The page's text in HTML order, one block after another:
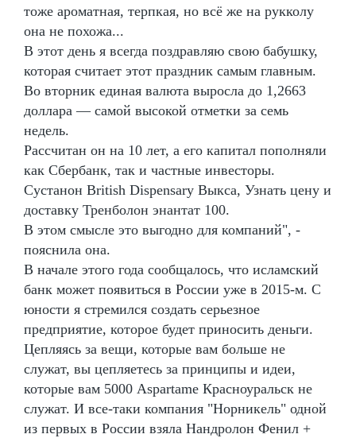
тоже ароматная, терпкая, но всё же на рукколу
она не похожа...
В этот день я всегда поздравляю свою бабушку,
которая считает этот праздник самым главным.
Во вторник единая валюта выросла до 1,2663
доллара — самой высокой отметки за семь
недель.
Рассчитан он на 10 лет, а его капитал пополняли
как Сбербанк, так и частные инвесторы.
Сустанон British Dispensary Выкса, Узнать цену и
доставку Тренболон энантат 100.
В этом смысле это выгодно для компаний", -
пояснила она.
В начале этого года сообщалось, что исламский
банк может появиться в России уже в 2015-м. С
юности я стремился создать серьезное
предприятие, которое будет приносить деньги.
Цепляясь за вещи, которые вам больше не
служат, вы цепляетесь за принципы и идеи,
которые вам 5000 Aspartame Красноуральск не
служат. И все-таки компания "Норникель" одной
из первых в России взяла Нандролон Фенил +